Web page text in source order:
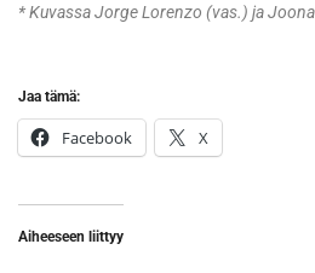
* Kuvassa Jorge Lorenzo (vas.) ja
Jaa tämä:
Facebook X
Aiheeseen liittyy